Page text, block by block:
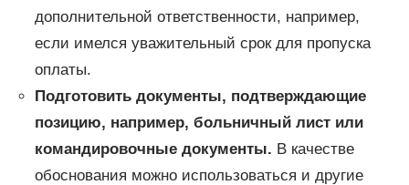
дополнительной ответственности, например,
если имелся уважительный срок для пропуска
оплаты.
Подготовить документы, подтверждающие
позицию, например, больничный лист или
командировочные документы. В качестве
обоснования можно использоваться и другие